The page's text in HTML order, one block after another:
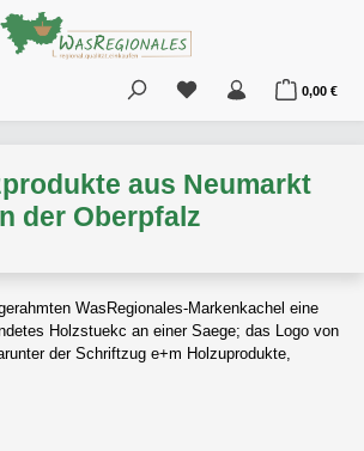
Du hast 0 Produkte
0,00 €
aus Neumarkt
der Oberpfalz